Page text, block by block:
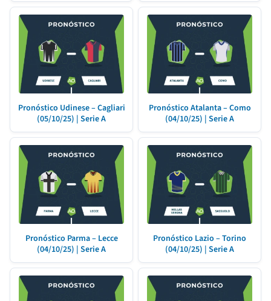
Pronóstico Udinese – Cagliari
(05/10/25) | Serie A
Pronóstico Atalanta – Como
(04/10/25) | Serie A
Pronóstico Parma – Lecce
(04/10/25) | Serie A
Pronóstico Lazio – Torino
(04/10/25) | Serie A